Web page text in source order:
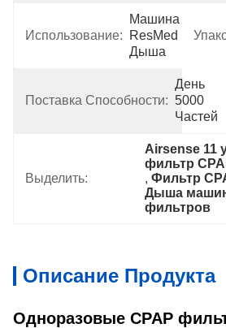
Использование:
Машина
ResMed
Дыша
Поставка Способности:
День
5000
Частей
Выделить:
Airsense 11
фильтр
, Фильтр
Дыша
фильтров
Описание Продукта
Одноразовые CPAP